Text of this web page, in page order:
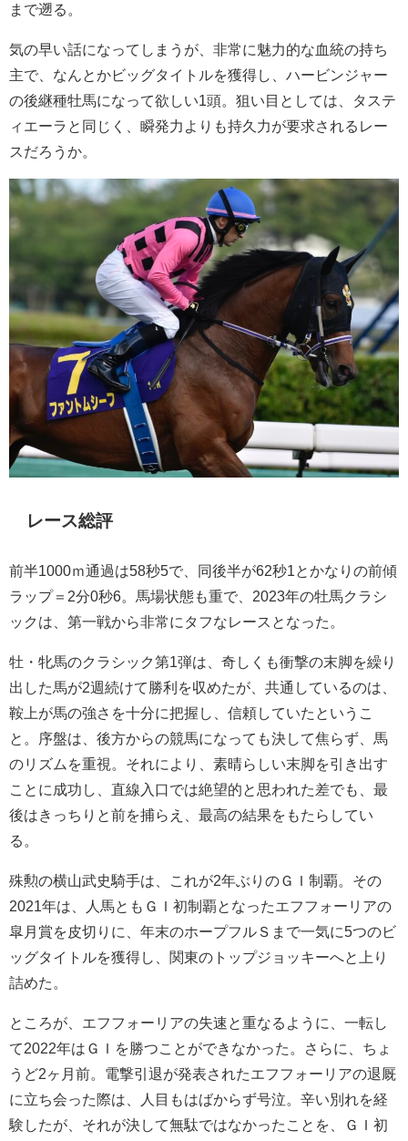
まで遡る。
気の早い話になってしまうが、非常に魅力的な血統の持ち
主で、なんとかビッグタイトルを獲得し、ハービンジャー
の後継種牡馬になって欲しい1頭。狙い目としては、タステ
ィエーラと同じく、瞬発力よりも持久力が要求されるレー
スだろうか。
レース総評
前半1000ｍ通過は58秒5で、同後半が62秒1とかなりの前傾
ラップ＝2分0秒6。馬場状態も重で、2023年の牡馬クラシ
ックは、第一戦から非常にタフなレースとなった。
牡・牝馬のクラシック第1弾は、奇しくも衝撃の末脚を繰り
出した馬が2週続けて勝利を収めたが、共通しているのは、
鞍上が馬の強さを十分に把握し、信頼していたというこ
と。序盤は、後方からの競馬になっても決して焦らず、馬
のリズムを重視。それにより、素晴らしい末脚を引き出す
ことに成功し、直線入口では絶望的と思われた差でも、最
後はきっちりと前を捕らえ、最高の結果をもたらしてい
る。
殊勲の横山武史騎手は、これが2年ぶりのＧＩ制覇。その
2021年は、人馬ともＧＩ初制覇となったエフフォーリアの
皐月賞を皮切りに、年末のホープフルＳまで一気に5つのビ
ッグタイトルを獲得し、関東のトップジョッキーへと上り
詰めた。
ところが、エフフォーリアの失速と重なるように、一転し
て2022年はＧＩを勝つことができなかった。さらに、ちょ
うど2ヶ月前。電撃引退が発表されたエフフォーリアの退厩
に立ち会った際は、人目もはばからず号泣。辛い別れを経
験したが、それが決して無駄ではなかったことを、ＧＩ初